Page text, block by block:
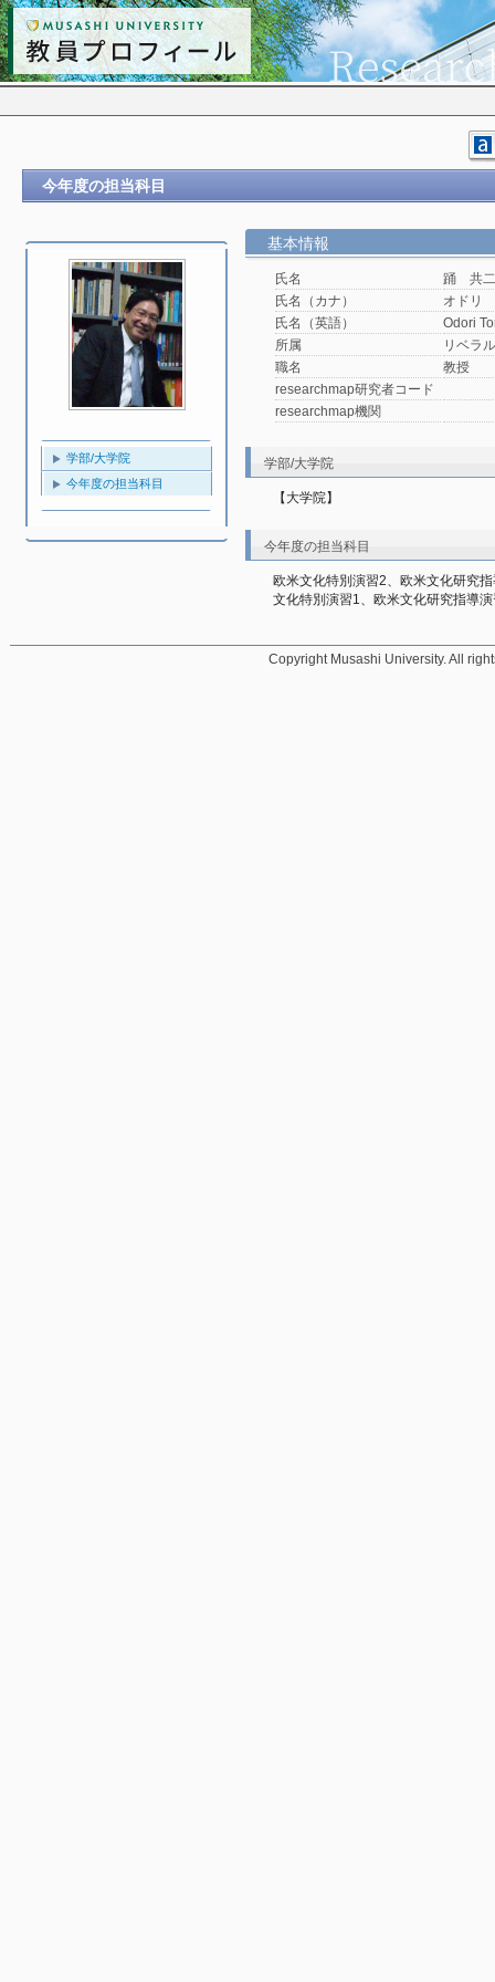
今年度の担当科目
学部/大学院
今年度の担当科目
基本情報
氏名
踊 共二
氏名（カナ）
オドリ
氏名（英語）
Odori
所属
リベラ
職名
教授
researchmap研究者コード
researchmap機関
学部/大学院
【大学院】
今年度の担当科目
欧米文化特別演習2、欧米文化研究
文化特別演習1、欧米文化研究指導